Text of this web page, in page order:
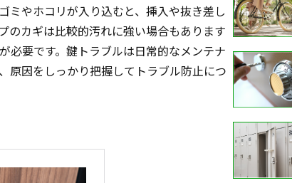
ミやホコリが入り込むと、挿入や抜き差し
のカギは比較的汚れに強い場合もあります
必要です。鍵トラブルは日常的なメンテナ
原因をしっかり把握してトラブル防止につ